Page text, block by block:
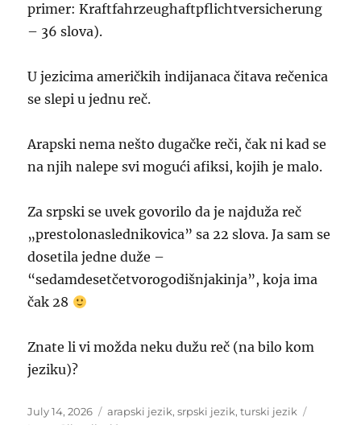
primer: Kraftfahrzeughaftpflichtversicherung
– 36 slova).
U jezicima američkih indijanaca čitava rečenica
se slepi u jednu reč.
Arapski nema nešto dugačke reči, čak ni kad se
na njih nalepe svi mogući afiksi, kojih je malo.
Za srpski se uvek govorilo da je najduža reč
„prestolonaslednikovica” sa 22 slova. Ja sam se
dosetila jedne duže –
“sedamdesetčetvorogodišnjakinja”, koja ima
čak 28
Znate li vi možda neku dužu reč (na bilo kom
jeziku)?
Posted
July 14, 2026 Categories
arapski jezik,srpski jezik,turski jezik